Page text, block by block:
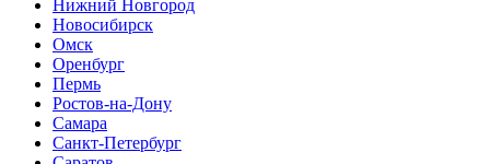
Нижний Новгород
Новосибирск
Омск
Оренбург
Пермь
Ростов-на-Дону
Самара
Санкт-Петербург